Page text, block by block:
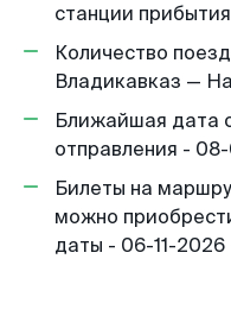
станции
Количество
Владикавказ —
Ближайшая дата
отправления -
Билеты на
можно
даты - 06-11-2026